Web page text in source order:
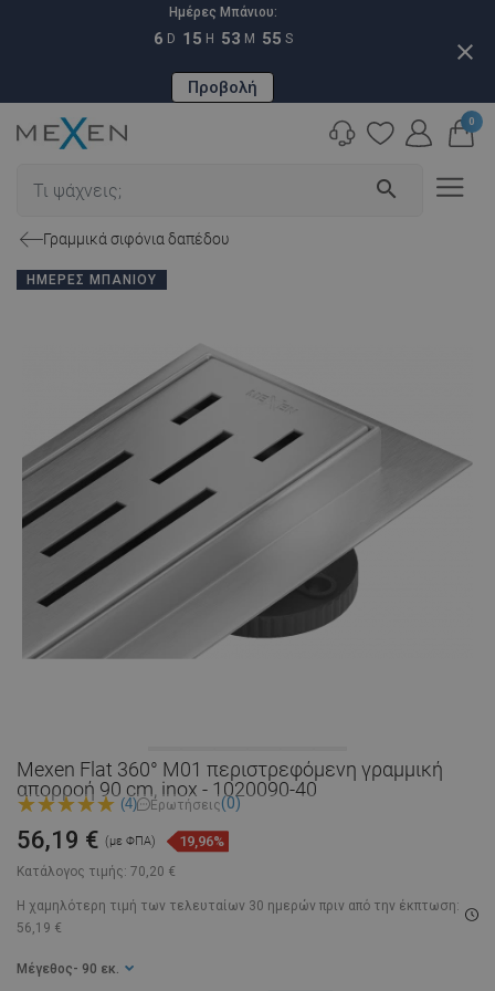
Ημέρες Μπάνιου:
6 D 15 H 53 M 54 S
Προβολή
close
search
0
Γραμμικά σιφόνια δαπέδου
ΗΜΈΡΕΣ ΜΠΆΝΙΟΥ
Mexen Flat 360° M01 περιστρεφόμενη γραμμική
απορροή 90 cm, inox - 1020090-40
(4) Ερωτήσεις(0)
Κατάλογος τιμής: 70,20 €
56,19 € (με ΦΠΑ) 19,96%
Η χαμηλότερη τιμή των τελευταίων 30 ημερών πριν από την έκπτωση:
56,19 €
Μέγεθος - 90 εκ.